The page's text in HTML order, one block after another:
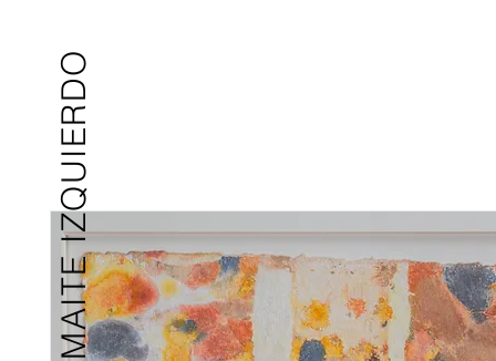
MAITE IZQUIERDO